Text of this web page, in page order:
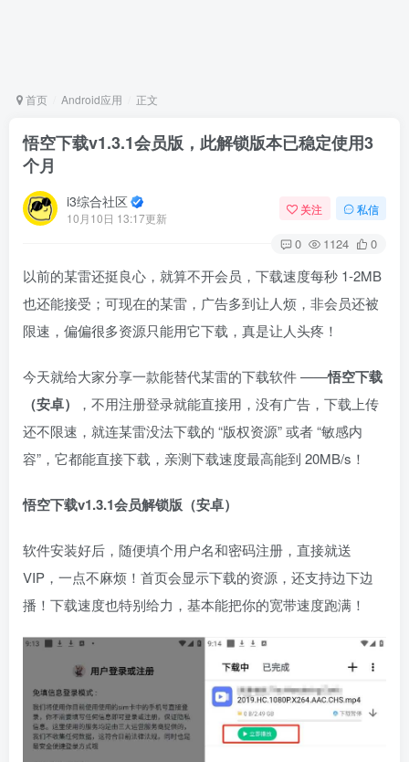
首页 Android应用 正文
悟空下载v1.3.1会员版，此解锁版本已稳定使用3
个月
i3综合社区
10月10日 13:17更新
关注 私信
0 1124 0
以前的某雷还挺良心，就算不开会员，下载速度每秒 1-2MB
也还能接受；可现在的某雷，广告多到让人烦，非会员还被
限速，偏偏很多资源只能用它下载，真是让人头疼！
今天就给大家分享一款能替代某雷的下载软件 ——悟空下载
（安卓）
，不用注册登录就能直接用，没有广告，下载上传
还不限速，就连某雷没法下载的 “版权资源” 或者 “敏感内
容”，它都能直接下载，亲测下载速度最高能到 20MB/s！
悟空下载v1.3.1会员解锁版（安卓）
软件安装好后，随便填个用户名和密码注册，直接就送
VIP，一点不麻烦！首页会显示下载的资源，还支持边下边
播！下载速度也特别给力，基本能把你的宽带速度跑满！